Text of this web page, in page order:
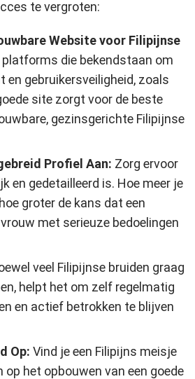
te vergroten:
Website voor Filipijnse
platforms die bekendstaan om
en gebruikersveiligheid, zoals
site zorgt voor de beste
gezinsgerichte Filipijnse
Profiel Aan: Zorg ervoor
en gedetailleerd is. Hoe meer je
groter de kans dat een
met serieuze bedoelingen
veel Filipijnse bruiden graag
helpt het om zelf regelmatig
en actief betrokken te blijven
Op: Vind je een Filipijns meisje
op het opbouwen van een goede